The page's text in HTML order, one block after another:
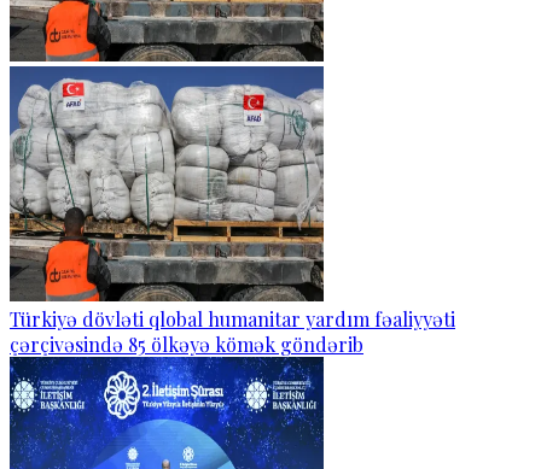
Türkiyə dövləti qlobal humanitar yardım fəaliyyəti
çərçivəsində 85 ölkəyə kömək göndərib